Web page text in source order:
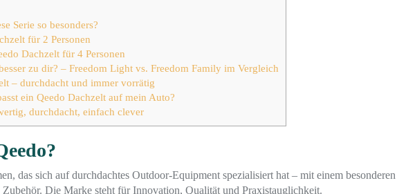
Serie so besonders?
für 2 Personen
Dachzelt für 4 Personen
zu dir? – Freedom Light vs. Freedom Family im Vergleich
– durchdacht und immer vorrätig
ein Qeedo Dachzelt auf mein Auto?
durchdacht, einfach clever
das sich auf durchdachtes Outdoor-Equipment spezialisiert hat – mit einem
Die Marke steht für Innovation, Qualität und Praxistauglichkeit.